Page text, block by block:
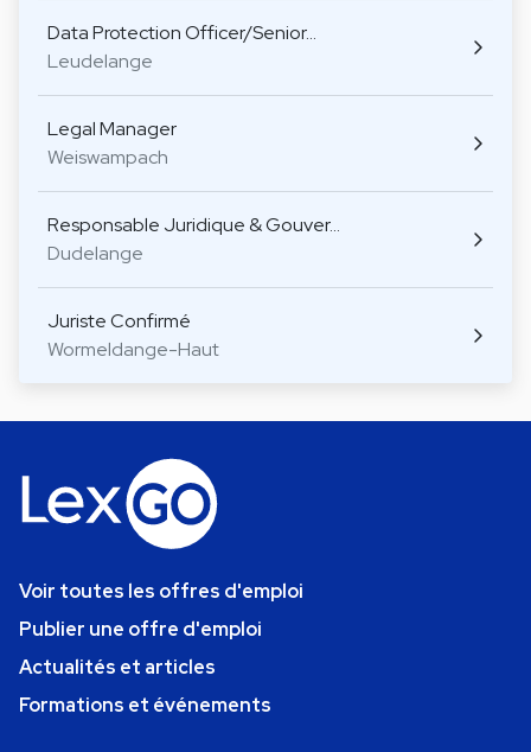
Data Protection Officer/Senior…
Leudelange
Legal Manager
Weiswampach
Responsable Juridique & Gouver…
Dudelange
Juriste Confirmé
Wormeldange-Haut
Voir toutes les offres d'emploi
Publier une offre d'emploi
Actualités et articles
Formations et événements